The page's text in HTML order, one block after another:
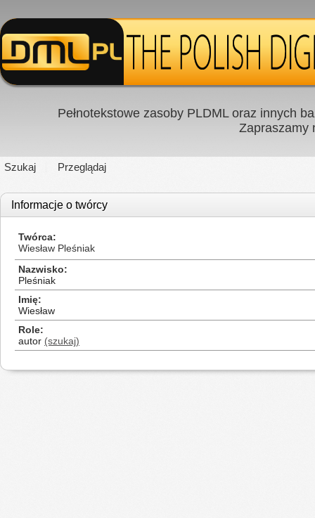
Pełnotekstowe zasoby PLDML oraz innych
Zapraszamy
Szukaj Przeglądaj
Informacje o twórcy
Twórca
Wiesław Pleśniak
Nazwisko
Pleśniak
Imię
Wiesław
Role
autor (szukaj)